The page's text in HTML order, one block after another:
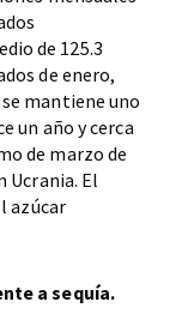
de 125.3
de enero,
mantiene uno
un año y cerca
de marzo de
Ucrania. El
azúcar
a sequía.